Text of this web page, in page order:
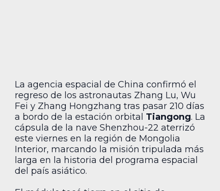
La agencia espacial de China confirmó el
regreso de los astronautas Zhang Lu, Wu
Fei y Zhang Hongzhang tras pasar 210 días
a bordo de la estación orbital Tiangong. La
cápsula de la nave Shenzhou-22 aterrizó
este viernes en la región de Mongolia
Interior, marcando la misión tripulada más
larga en la historia del programa espacial
del país asiático.